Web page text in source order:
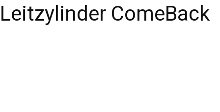
Leitzylinder ComeBack